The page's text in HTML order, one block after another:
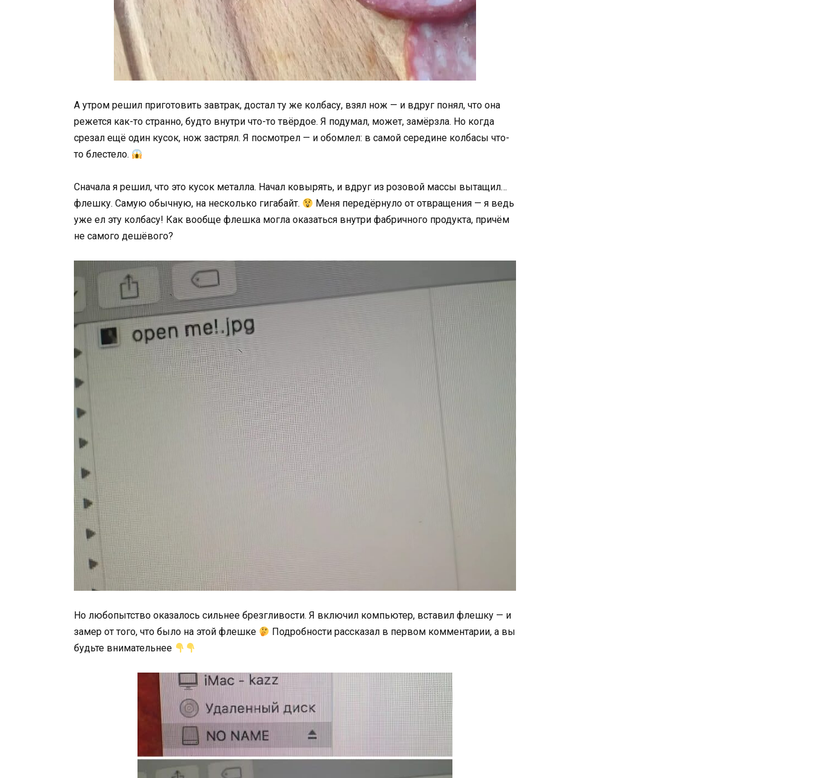
А утром решил приготовить завтрак, достал ту же колбасу, взял нож — и вдруг понял, что она
режется как-то странно, будто внутри что-то твёрдое. Я подумал, может, замёрзла. Но когда
срезал ещё один кусок, нож застрял. Я посмотрел — и обомлел: в самой середине колбасы что-
то блестело.
Сначала я решил, что это кусок металла. Начал ковырять, и вдруг из розовой массы вытащил…
флешку. Самую обычную, на несколько гигабайт.
Меня передёрнуло от отвращения — я ведь
уже ел эту колбасу! Как вообще флешка могла оказаться внутри фабричного продукта, причём
не самого дешёвого?
Но любопытство оказалось сильнее брезгливости. Я включил компьютер, вставил флешку — и
замер от того, что было на этой флешке
Подробности рассказал в первом комментарии, а вы
будьте внимательнее